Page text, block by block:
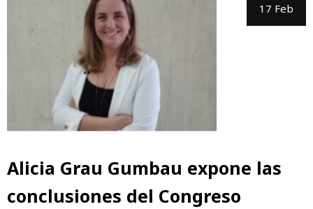
17 Feb
Alicia Grau Gumbau expone las
conclusiones del Congreso